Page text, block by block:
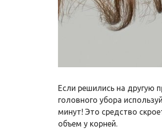
Если решились на другую
головного убора
минут! Это средство
объем у корней.